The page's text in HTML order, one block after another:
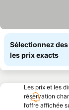
Sélectionnez
les prix exacts
Les prix et les
réservation
l’offre affichée